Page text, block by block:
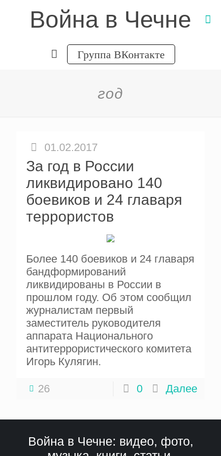
Война в Чечне
Группа ВКонтакте
год
01.02.2017
За год в России
ликвидировано 140
боевиков и 24 главаря
террористов
Более 140 боевиков и 24 главаря
бандформирований
ликвидированы в России в
прошлом году. Об этом сообщил
журналистам первый
заместитель руководителя
аппарата Национального
антитеррористического комитета
Игорь Кулягин.
26 0 Далее
Война в Чечне: видео, фото,